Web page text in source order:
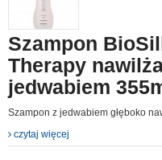
Szampon
Therapy
jedwabiem
Szampon z jedwabiem głęboko
czytaj więcej